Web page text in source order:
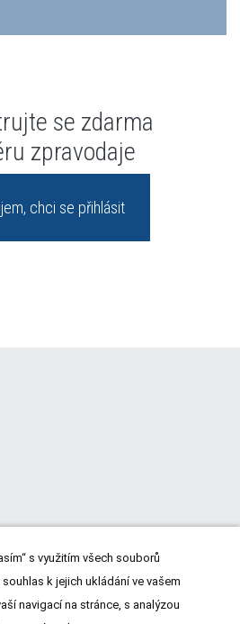
se zdarma
zpravodaje
chci se přihlásit
3408
s využitím všech souborů
k jejich ukládání ve vašem
navigací na stránce, s analýzou